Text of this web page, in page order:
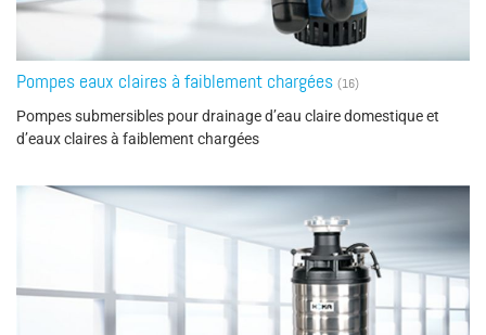
Pompes eaux claires à faiblement chargées (16)
Pompes submersibles pour drainage d’eau claire domestique et
d’eaux claires à faiblement chargées